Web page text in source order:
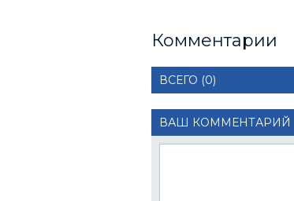
Комментарии
ВСЕГО (0)
ВАШ КОММЕНТАРИЙ